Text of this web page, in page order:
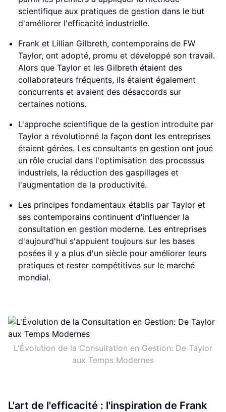
scientifique aux pratiques de gestion dans le but
d'améliorer l'efficacité industrielle.
Frank et Lillian Gilbreth, contemporains de FW
Taylor, ont adopté, promu et développé son travail.
Alors que Taylor et les Gilbreth étaient des
collaborateurs fréquents, ils étaient également
concurrents et avaient des désaccords sur
certaines notions.
L'approche scientifique de la gestion introduite par
Taylor a révolutionné la façon dont les entreprises
étaient gérées. Les consultants en gestion ont joué
un rôle crucial dans l'optimisation des processus
industriels, la réduction des gaspillages et
l'augmentation de la productivité.
Les principes fondamentaux établis par Taylor et
ses contemporains continuent d'influencer la
consultation en gestion moderne. Les entreprises
d'aujourd'hui s'appuient toujours sur les bases
posées il y a plus d'un siècle pour améliorer leurs
pratiques et rester compétitives sur le marché
mondial.
L'Évolution de la Consultation en Gestion: De Taylor
aux Temps Modernes
L'art de l'efficacité : l'inspiration de Frank